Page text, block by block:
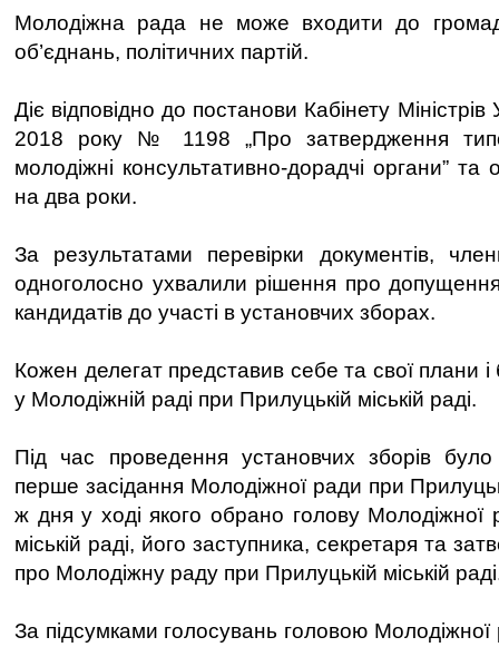
Молодіжна рада не може входити до
об’єднань, політичних партій.
Діє відповідно до постанови Кабінету Міністрів
2018 року № 1198 „Про затвердження
молодіжні консультативно-дорадчі органи”
на два роки.
За результатами перевірки документів,
одноголосно ухвалили рішення про
кандидатів до участі в установчих зборах.
Кожен делегат представив себе та свої плани
у Молодіжній раді при Прилуцькій міській раді.
Під час проведення установчих зборів
перше засідання Молодіжної ради при
ж дня у ході якого обрано голову Молодіжної
міській раді, його заступника, секретаря та
про Молодіжну раду при Прилуцькій міській
За підсумками голосувань головою